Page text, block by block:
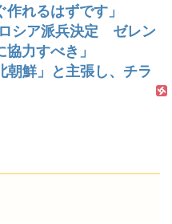
れるはずです」
シア派兵決定 ゼレン
力すべき」
朝鮮」と主張し、チラ